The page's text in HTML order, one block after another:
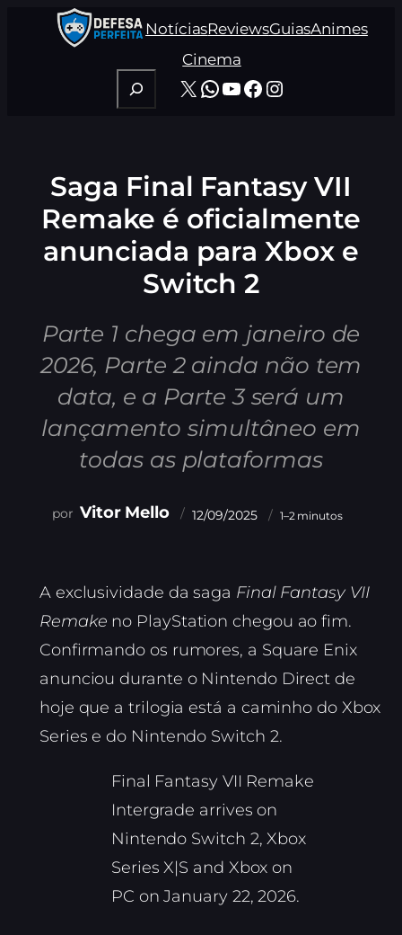
NotíciasReviewsGuiasAnimes
Cinema
Pesquisar
X WhatsApp
Youtube
Facebook
Instagram
Saga Final Fantasy VII
Remake é oficialmente
anunciada para Xbox e
Switch 2
Parte 1 chega em janeiro de
2026, Parte 2 ainda não tem
data, e a Parte 3 será um
lançamento simultâneo em
todas as plataformas
Vitor Mello 12/09/2025 1–2 minutos
A exclusividade da saga Final Fantasy VII
Remake no PlayStation chegou ao fim.
Confirmando os rumores, a Square Enix
anunciou durante o Nintendo Direct de
hoje que a trilogia está a caminho do Xbox
Series e do Nintendo Switch 2.
Final Fantasy VII Remake
Intergrade arrives on
Nintendo Switch 2, Xbox
Series X|S and Xbox on
PC on January 22, 2026.